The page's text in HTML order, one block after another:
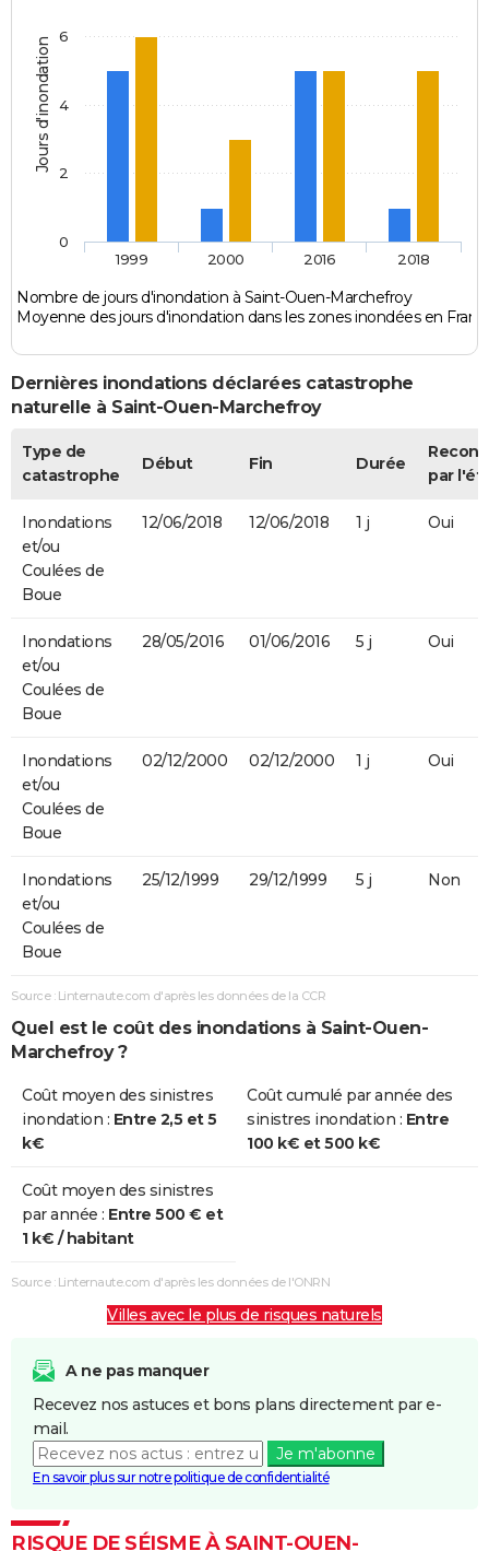
Jours d'inondation
Nombre de jours d'inondation à Saint-Ouen-Marchefroy
Moyenne des jours d'inondation dans les zones inondées en
1999 2000 2016 2018
0
2
4
6
Dernières inondations déclarées catastrophe
naturelle à Saint-Ouen-Marchefroy
Type de
catastrophe
Début Fin Durée
par
Inondations
et/ou
Coulées de
Boue
12/06/2018 12/06/2018 1 j Oui
Inondations
et/ou
Coulées de
Boue
28/05/2016 01/06/2016 5 j Oui
Inondations
et/ou
Coulées de
Boue
02/12/2000 02/12/2000 1 j Oui
Inondations
et/ou
Coulées de
Boue
25/12/1999 29/12/1999 5 j Non
Source : Linternaute.com d'après les données de la CCR
Quel est le coût des inondations à Saint-Ouen-
Marchefroy ?
Coût moyen des sinistres
inondation : Entre 2,5 et 5
k€
Coût cumulé par année des
sinistres inondation : Entre
100 k€ et 500 k€
Coût moyen des sinistres
par année : Entre 500 € et
1 k€ / habitant
Source : Linternaute.com d'après les données de l'ONRN
Villes avec le plus de risques naturels
A ne pas manquer
Recevez nos astuces et bons plans directement par e-
mail.
Je m'abonne
En savoir plus sur notre politique de confidentialité
RISQUE DE SÉISME À SAINT-OUEN-